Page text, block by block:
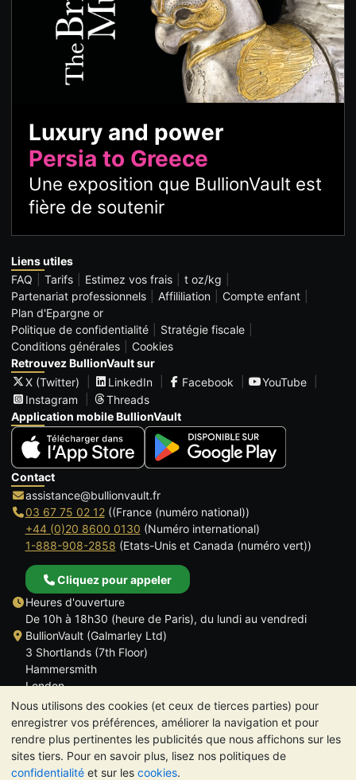
Nous utilisons des cookies (et ceux de tierces parties) pour
enregistrer vos préférences, améliorer la navigation et pour
rendre plus pertinentes les publicités que nous affichons sur les
sites tiers. Pour en savoir plus, lisez nos politiques de
confidentialité et sur les cookies.
Luxury and power
Persia to Greece
Une exposition que BullionVault est
fière de soutenir
Liens utiles
FAQ
Tarifs Estimez vos frais
t oz/kg
Partenariat professionnels
Affililiation
Compte enfant
Plan d'Epargne or
Politique de confidentialité
Stratégie fiscale
Conditions générales
Cookies
Retrouvez BullionVault sur
X (Twitter)
LinkedIn Facebook
YouTube
Instagram
Threads
Application mobile BullionVault
Contact
assistance@bullionvault.fr
03 67 75 02 12((France (numéro national))
+44 (0)20 8600 0130 (Numéro international)
1-888-908-2858 (Etats-Unis et Canada (numéro vert))
Cliquez pour appeler
Heures d'ouverture
De 10h à 18h30 (heure de Paris), du lundi au vendredi
BullionVault (Galmarley Ltd)
3 Shortlands (7th Floor)
Hammersmith
London
W6 8DA
ROYAUME UNI